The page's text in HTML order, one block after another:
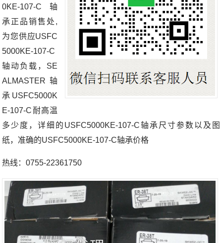
0KE-107-C轴
承正品销售处,
为您供应USFC
5000KE-107-C
轴动负载，SE
ALMASTER轴
承USFC5000K
E-107-C耐高温
多少度，详细的USFC5000KE-107-C轴承尺寸参数以及图
纸，准确的USFC5000KE-107-C轴承价格
热线：0755-22361750